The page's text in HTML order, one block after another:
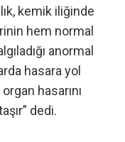
kemik iliğinde
hem normal
anormal
hasara yol
hasarını
dedi.